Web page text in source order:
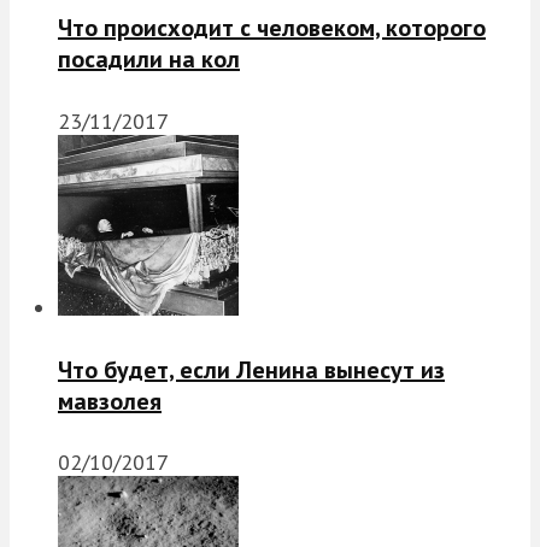
Что происходит с человеком, которого
посадили на кол
23/11/2017
Что будет, если Ленина вынесут из
мавзолея
02/10/2017